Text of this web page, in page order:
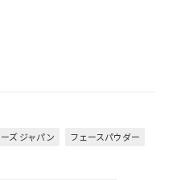
ズ ジャパン
フェースパウダー